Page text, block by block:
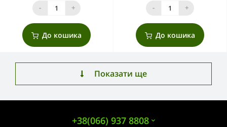
- +
До кошика
- +
До кошика
Показати ще
+38(066) 937 8808